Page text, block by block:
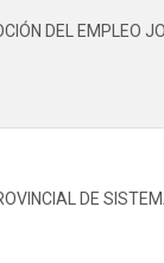
DEL EMPLEO
DE